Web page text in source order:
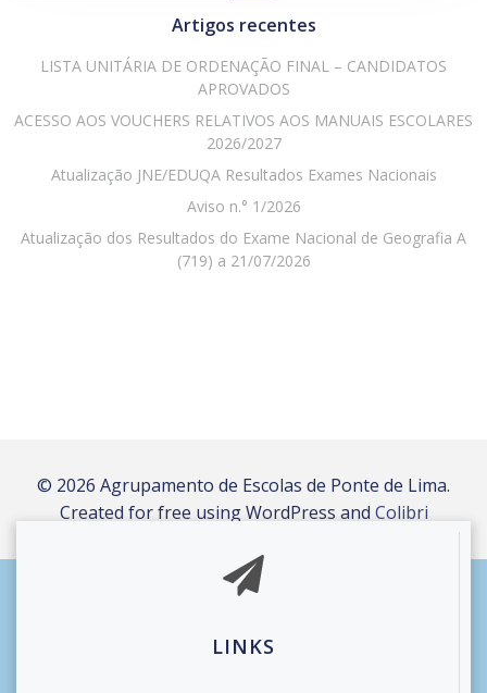
Artigos recentes
LISTA UNITÁRIA DE ORDENAÇÃO FINAL – CANDIDATOS
APROVADOS
ACESSO AOS VOUCHERS RELATIVOS AOS MANUAIS ESCOLARES
2026/2027
Atualização JNE/EDUQA Resultados Exames Nacionais
Aviso n.° 1/2026
Atualização dos Resultados do Exame Nacional de Geografia A
(719) a 21/07/2026
© 2026 Agrupamento de Escolas de Ponte de Lima.
Created for free using WordPress andColibri
LINKS